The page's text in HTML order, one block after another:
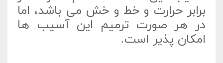
برابر حرارت و خط و خش می باشد، اما
در هر صورت ترمیم این آسیب ها
امکان پذیر است.